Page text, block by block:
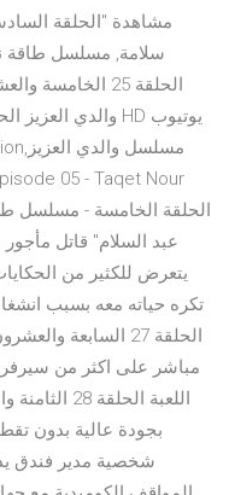
الحلقة 25
عبد السلام" قاتل
يتعرض للكثير من
الحلقة 27
اللعبة
بجودة عالية بدون
شخصية مدير فندق